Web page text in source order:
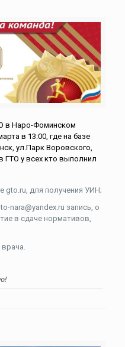
в Наро-Фоминском
в 13:00, где на базе
ул.Парк Воровского,
ГТО у всех кто выполнил
gto.ru, для получения УИН;
nara@yandex.ru запись, о
в сдаче нормативов,